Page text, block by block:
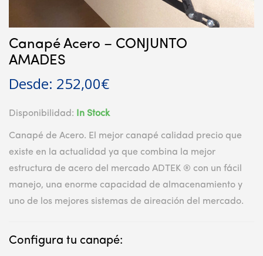
Canapé Acero – CONJUNTO
AMADES
Desde: 252,00€
Disponibilidad: In Stock
Canapé de Acero. El mejor canapé calidad precio que
existe en la actualidad ya que combina la mejor
estructura de acero del mercado ADTEK ® con un fácil
manejo, una enorme capacidad de almacenamiento y
uno de los mejores sistemas de aireación del mercado.
Configura tu canapé: